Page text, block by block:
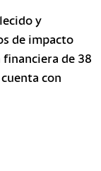
y
de impacto
de 38
con